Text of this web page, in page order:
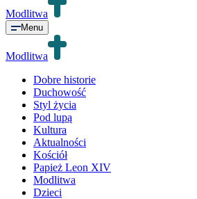
Modlitwa
Menu
Modlitwa
Dobre historie
Duchowość
Styl życia
Pod lupą
Kultura
Aktualności
Kościół
Papież Leon XIV
Modlitwa
Dzieci